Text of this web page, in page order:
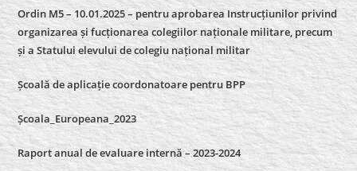
Ordin M5 – 10.01.2025 – pentru aprobarea Instrucțiunilor privind
organizarea și fucționarea colegiilor naționale militare, precum
și a Statului elevului de colegiu național militar
Școală de aplicație coordonatoare pentru BPP
Școala_Europeana_2023
Raport anual de evaluare internă – 2023-2024